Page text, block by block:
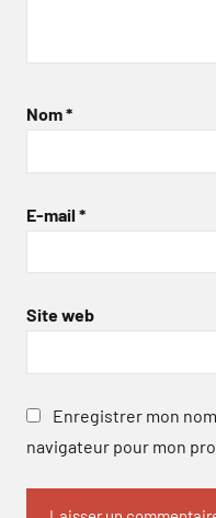
Nom*
E-mail *
Site web
Enregistrer mon
navigateur pour mon